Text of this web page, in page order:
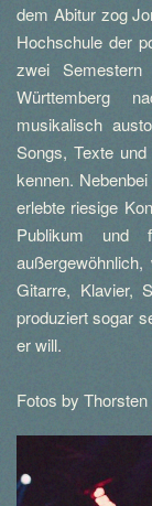
dem Abitur zog
Hochschule der
zwei
Württemberg
musikalisch
Songs, Texte
kennen.
erlebte riesige
Publikum und
Gitarre, Klavier,
produziert sogar
er will.
Fotos by